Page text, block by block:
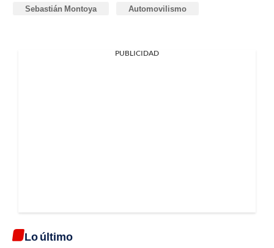
Sebastián Montoya Automovilismo
PUBLICIDAD
Lo último